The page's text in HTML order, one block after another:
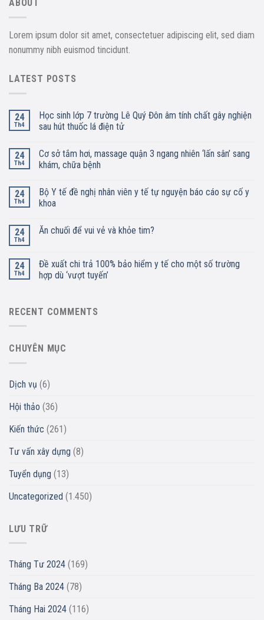
ABOUT
Lorem ipsum dolor sit amet, consectetuer adipiscing elit, sed diam
nonummy nibh euismod tincidunt.
LATEST POSTS
24
Th4
Học sinh lớp 7 trường Lê Quý Đôn âm tính chất gây nghiện
sau hút thuốc lá điện tử
24
Th4
Cơ sở tắm hơi, massage quận 3 ngang nhiên ‘lấn sân’ sang
khám, chữa bệnh
24
Th4
Bộ Y tế đề nghị nhân viên y tế tự nguyện báo cáo sự cố y
khoa
24
Th4
Ăn chuối để vui vẻ và khỏe tim?
24
Th4
Đề xuất chi trả 100% bảo hiểm y tế cho một số trường
hợp dù ‘vượt tuyến’
RECENT COMMENTS
CHUYÊN MỤC
Dịch vụ (6)
Hội thảo (36)
Kiến thức (261)
Tư vấn xây dựng (8)
Tuyển dụng (13)
Uncategorized (1.450)
LƯU TRỮ
Tháng Tư 2024 (169)
Tháng Ba 2024 (78)
Tháng Hai 2024 (116)